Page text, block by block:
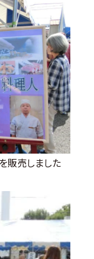
販売しました